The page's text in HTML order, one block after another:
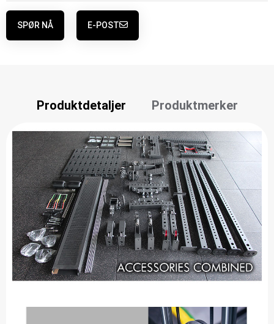
SPØR NÅ E-POST
Produktdetaljer Produktmerker